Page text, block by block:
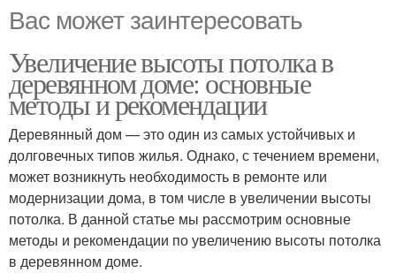
Вас может заинтересовать
Увеличение высоты потолка в
деревянном доме: основные
методы и рекомендации
Деревянный дом — это один из самых устойчивых и
долговечных типов жилья. Однако, с течением времени,
может возникнуть необходимость в ремонте или
модернизации дома, в том числе в увеличении высоты
потолка. В данной статье мы рассмотрим основные
методы и рекомендации по увеличению высоты потолка
в деревянном доме.